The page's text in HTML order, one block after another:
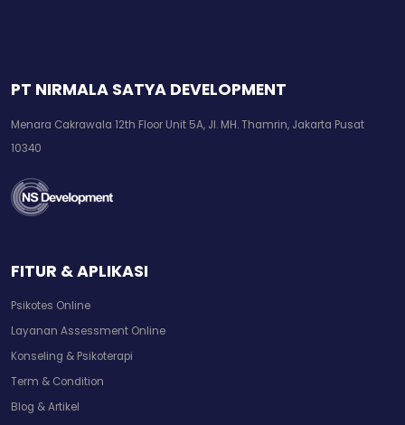
PT NIRMALA SATYA DEVELOPMENT
Menara Cakrawala 12th Floor Unit 5A, Jl. MH. Thamrin, Jakarta Pusat
10340
FITUR & APLIKASI
Psikotes Online
Layanan Assessment Online
Konseling & Psikoterapi
Term & Condition
Blog & Artikel